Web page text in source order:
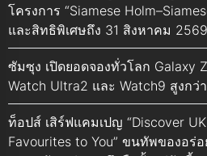
โครงการ “Siamese
และสิทธิพิเศษถึง 31 สิงหาคม 2569
ซัมซุง เปิดยอดจองทั่วโลก Galaxy
Watch Ultra2 และ Watch9 สูงกว่
ท็อปส์ เสิร์ฟแคมเปญ “Discover
Favourites to You” ขนทัพของอร่